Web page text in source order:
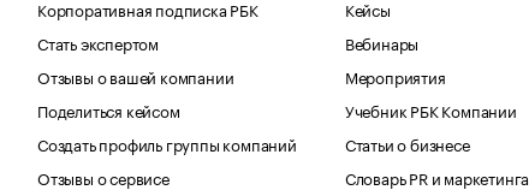
Корпоративная подписка РБК
Стать экспертом
Отзывы о вашей компании
Поделиться кейсом
Создать профиль группы компаний
Отзывы о сервисе
Кейсы
Вебинары
Мероприятия
Учебник РБК Компании
Статьи о бизнесе
Словарь PR и маркетинга